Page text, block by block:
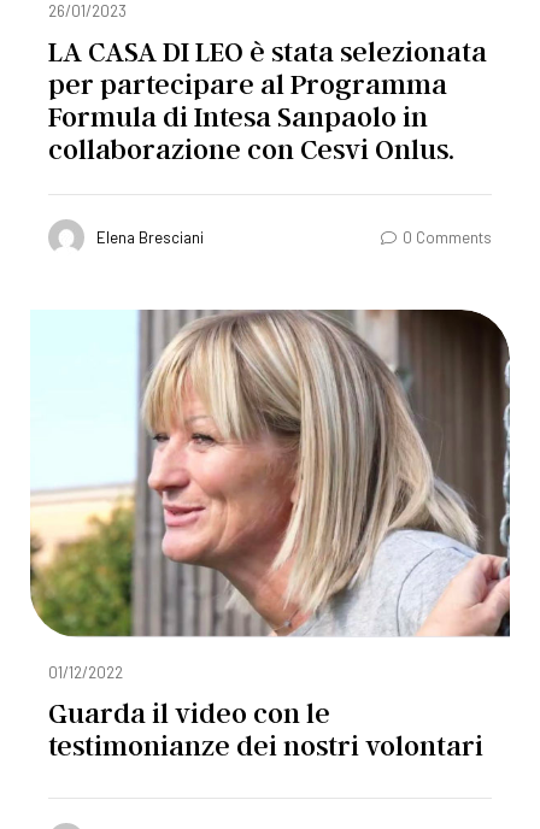
26/01/2023
LA CASA DI LEO è stata selezionata
per partecipare al Programma
Formula di Intesa Sanpaolo in
collaborazione con Cesvi Onlus.
Elena Bresciani 0 Comments
01/12/2022
Guarda il video con le
testimonianze dei nostri volontari